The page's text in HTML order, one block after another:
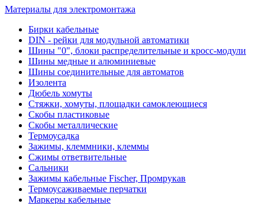
Материалы для электромонтажа
Бирки кабельные
DIN - рейки для модульной автоматики
Шины "0", блоки распределительные и кросс-модули
Шины медные и алюминиевые
Шины соединительные для автоматов
Изолента
Дюбель хомуты
Стяжки, хомуты, площадки самоклеющиеся
Скобы пластиковые
Скобы металлические
Термоусадка
Зажимы, клеммники, клеммы
Сжимы ответвительные
Сальники
Зажимы кабельные Fischer, Промрукав
Термоусаживаемые перчатки
Маркеры кабельные